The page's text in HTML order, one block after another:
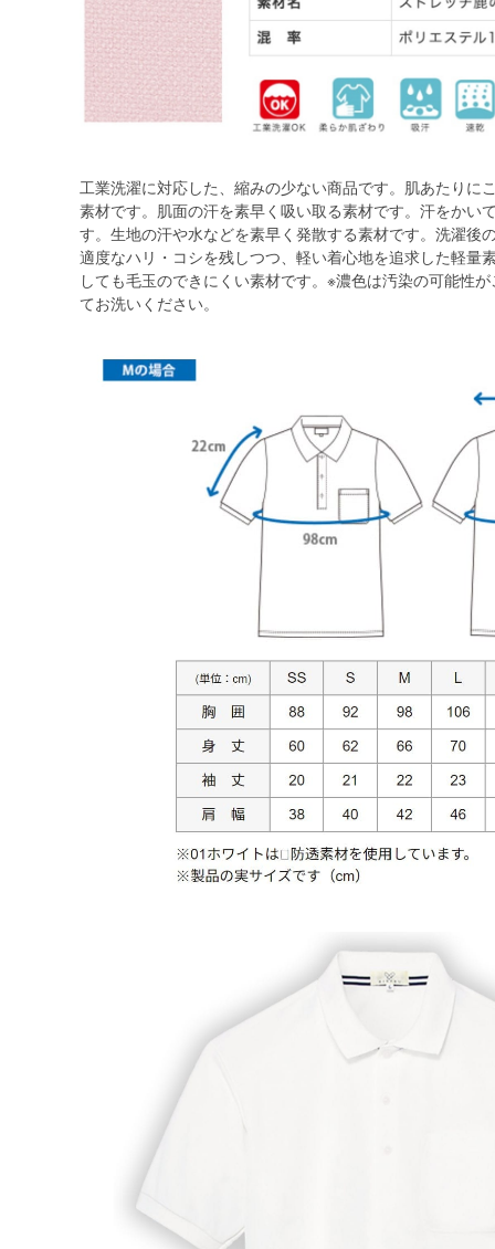
工業洗濯に対応した、縮みの少ない商品です。肌あたりに
素材です。肌面の汗を素早く吸い取る素材です。汗をかい
す。生地の汗や水などを素早く発散する素材です。洗濯後
適度なハリ・コシを残しつつ、軽い着心地を追求した軽量
しても毛玉のできにくい素材です。※濃色は汚染の可能性
てお洗いください。